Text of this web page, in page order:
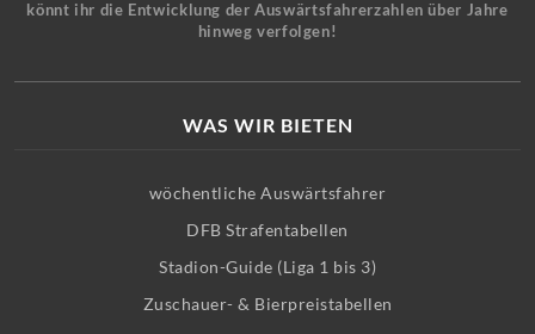
könnt ihr die Entwicklung der Auswärtsfahrerzahlen über Jahre
hinweg verfolgen!
WAS WIR BIETEN
wöchentliche Auswärtsfahrer
DFB Strafentabellen
Stadion-Guide (Liga 1 bis 3)
Zuschauer- & Bierpreistabellen